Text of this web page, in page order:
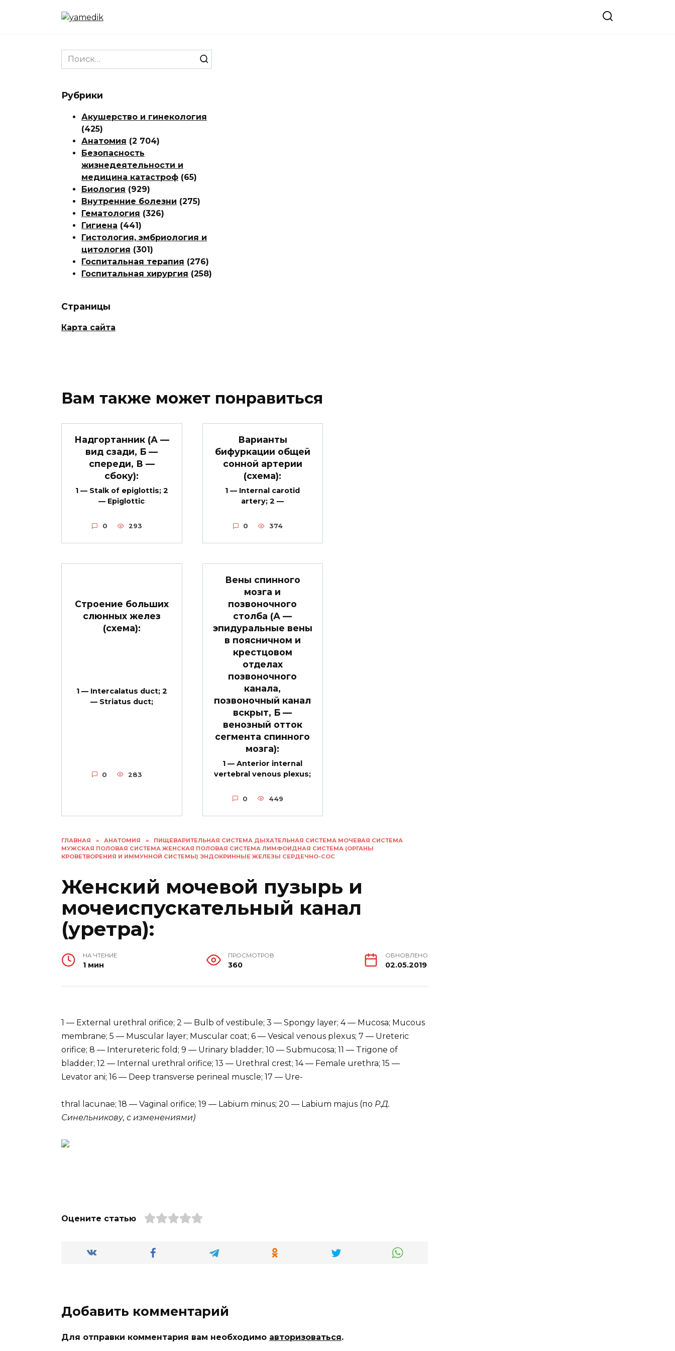
ГЛАВНАЯ » АНАТОМИЯ »
ПИЩЕВАРИТЕЛЬНАЯ СИСТЕМА ДЫХАТЕЛЬНАЯ СИСТЕМА МОЧЕВАЯ СИСТЕМА
МУЖСКАЯ ПОЛОВАЯ СИСТЕМА ЖЕНСКАЯ ПОЛОВАЯ СИСТЕМА ЛИМФОИДНАЯ СИСТЕМА (ОРГАНЫ
КРОВЕТВОРЕНИЯ И ИММУННОЙ СИСТЕМЫ) ЭНДОКРИННЫЕ ЖЕЛЕЗЫ СЕРДЕЧНО-СОС
Женский мочевой пузырь и
мочеиспускательный канал
(уретра):
НА ЧТЕНИЕ
1 мин
ПРОСМОТРОВ
360
ОБНОВЛЕНО
02.05.2019
1 — External urethral orifice; 2 — Bulb of vestibule; 3 — Spongy layer; 4 — Mucosa; Mucous
membrane; 5 — Muscular layer; Muscular coat; 6 — Vesical venous plexus; 7 — Ureteric
orifice; 8 — Interureteric fold; 9 — Urinary bladder; 10 — Submucosa; 11 — Trigone of
bladder; 12 — Internal urethral orifice; 13 — Urethral crest; 14 — Female urethra; 15 —
Levator ani; 16 — Deep transverse perineal muscle; 17 — Ure-
thral lacunae; 18 — Vaginal orifice; 19 — Labium minus; 20 — Labium majus (по Р.Д.
Синельникову, с изменениями)
Оцените статью
Добавить комментарий
Для отправки комментария вам необходимо авторизоваться.
Search
for:
Рубрики
Акушерство и гинекология
(425)
Анатомия (2 704)
Безопасность
жизнедеятельности и
медицина катастроф (65)
Биология (929)
Внутренние болезни (275)
Гематология (326)
Гигиена (441)
Гистология, эмбриология и
цитология (301)
Госпитальная терапия (276)
Госпитальная хирургия (258)
Страницы
Карта сайта
Вам также может понравиться
Надгортанник (А —
вид сзади, Б —
спереди, В —
сбоку):
1 — Stalk of epiglottis; 2
— Epiglottic
0 293
Варианты
бифуркации общей
сонной артерии
(схема):
1 — Internal carotid
artery; 2 —
0 374
Строение больших
слюнных желез
(схема):
1 — Intercalatus duct; 2
— Striatus duct;
0 283
Вены спинного
мозга и
позвоночного
столба (А —
эпидуральные вены
в поясничном и
крестцовом
отделах
позвоночного
канала,
позвоночный канал
вскрыт, Б —
венозный отток
сегмента спинного
мозга):
1 — Anterior internal
vertebral venous plexus;
0 449